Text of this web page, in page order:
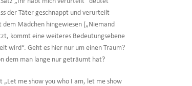
der Täter geschnappt und verurteilt
Mädchen hingewiesen („Niemand
kommt eine weiteres Bedeutungsebene
wird“. Geht es hier nur um einen Traum?
dem man lange nur geträumt hat?
me show you who I am, let me show